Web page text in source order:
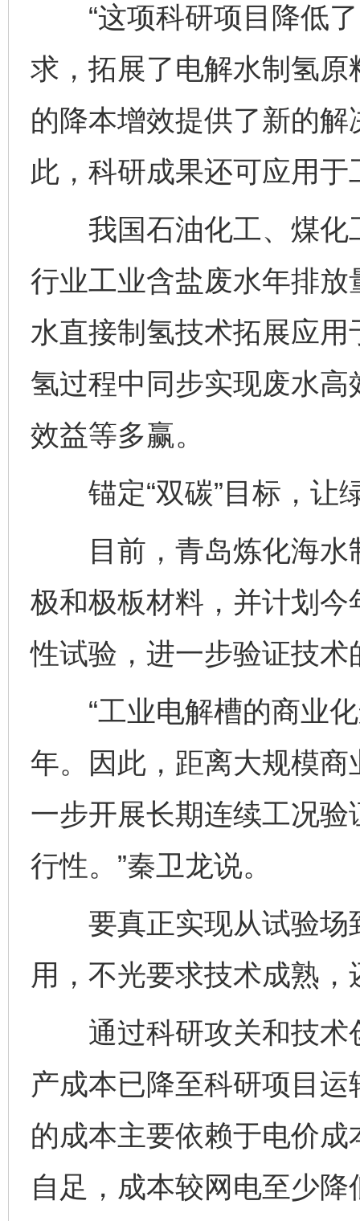
“这项科研项目降低了
求，拓展了电解水制氢
的降本增效提供了新的
此，科研成果还可应用
我国石油化工、煤化
行业工业含盐废水年排
水直接制氢技术拓展应
氢过程中同步实现废水
效益等多赢。
锚定“双碳”目标，让
目前，青岛炼化海水
极和极板材料，并计划
性试验，进一步验证技术
“工业电解槽的商业化
年。因此，距离大规模
一步开展长期连续工况
行性。”秦卫龙说。
要真正实现从试验场
用，不光要求技术成熟
通过科研攻关和技术
产成本已降至科研项目
的成本主要依赖于电价
自足，成本较网电至少